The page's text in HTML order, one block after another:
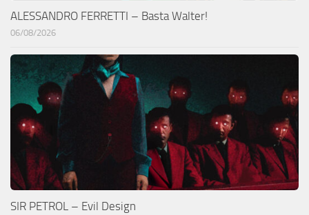
ALESSANDRO FERRETTI – Basta Walter!
06/08/2026
SIR PETROL – Evil Design